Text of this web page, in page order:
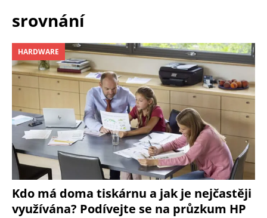
srovnání
HARDWARE
Kdo má doma tiskárnu a jak je nejčastěji
využívána? Podívejte se na průzkum HP